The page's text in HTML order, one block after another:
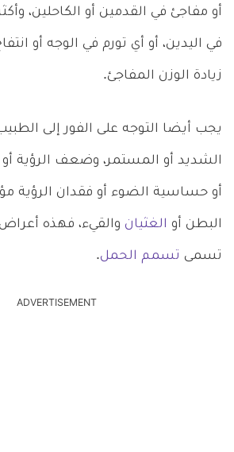
أو مفاجئ في القدمين أو الكاحلين،
في اليدين، أو أي تورم في الوجه أو
زيادة الوزن المفاجئ.
يجب أيضا التوجه على الفور إلى
الشديد أو المستمر، وضعف الرؤية
أو حساسية الضوء أو فقدان الرؤية
البطن أو الغثيان والقيء، فهذه
تسمى تسمم الحمل.
ADVERTISEMENT